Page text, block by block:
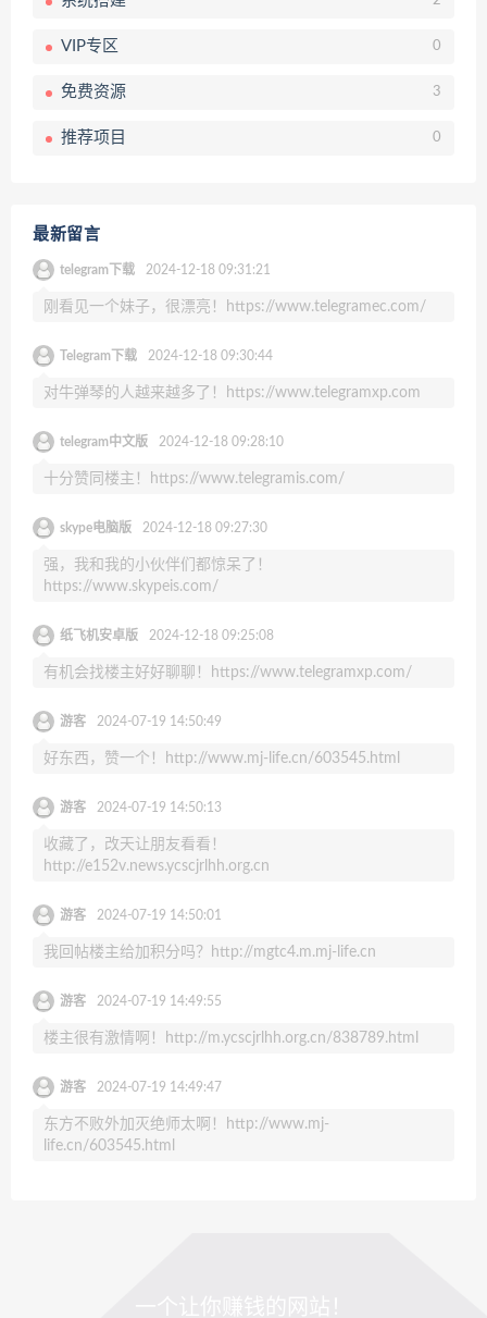
VIP专区 0
免费资源 3
推荐项目 0
最新留言
telegram下载 2024-12-18 09:31:21
刚看见一个妹子，很漂亮！https://www.telegramec.com/
Telegram下载 2024-12-18 09:30:44
对牛弹琴的人越来越多了！https://www.telegramxp.com
telegram中文版 2024-12-18 09:28:10
十分赞同楼主！https://www.telegramis.com/
skype电脑版 2024-12-18 09:27:30
强，我和我的小伙伴们都惊呆了！
https://www.skypeis.com/
纸飞机安卓版 2024-12-18 09:25:08
有机会找楼主好好聊聊！https://www.telegramxp.com/
游客 2024-07-19 14:50:49
好东西，赞一个！http://www.mj-life.cn/603545.html
游客 2024-07-19 14:50:13
收藏了，改天让朋友看看！
http://e152v.news.ycscjrlhh.org.cn
游客 2024-07-19 14:50:01
我回帖楼主给加积分吗？http://mgtc4.m.mj-life.cn
游客 2024-07-19 14:49:55
楼主很有激情啊！http://m.ycscjrlhh.org.cn/838789.html
游客 2024-07-19 14:49:47
东方不败外加灭绝师太啊！http://www.mj-
life.cn/603545.html